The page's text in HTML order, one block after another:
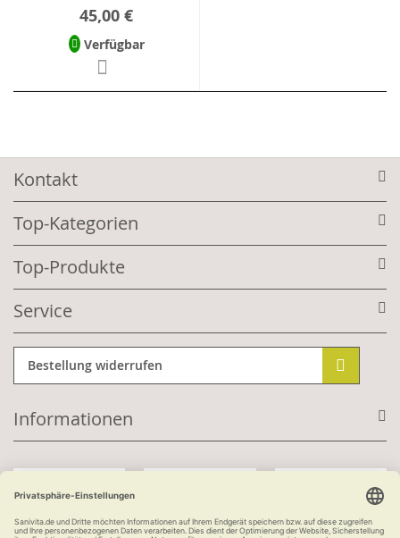
45,00 €
Verfügbar
Kontakt
Top-Kategorien
Top-Produkte
Service
Bestellung widerrufen
Informationen